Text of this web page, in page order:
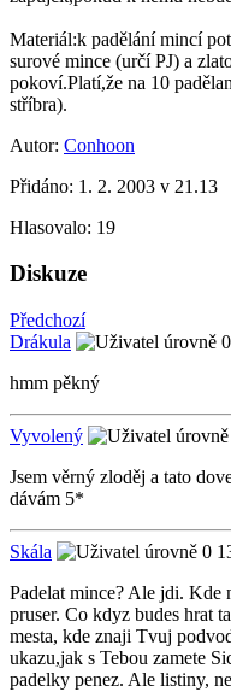
Materiál:k padělání mincí
surové mince (určí PJ) a
pokoví.Platí,že na 10
stříbra).
Autor: Conhoon
Přidáno: 1. 2. 2003 v 21.13
Hlasovalo: 19
Diskuze
Předchozí
Drákula
hmm pěkný
Vyvolený
Jsem věrný zloděj a tato
dávám 5*
Skála
Padelat mince? Ale jdi. Kde
pruser. Co kdyz budes hrat
mesta, kde znaji Tvuj
ukazu,jak s Tebou zamete
padelky penez. Ale listiny,